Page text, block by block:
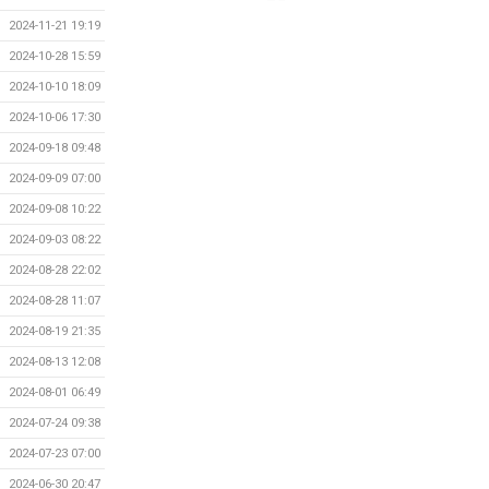
2024-11-21 19:19
2024-10-28 15:59
2024-10-10 18:09
2024-10-06 17:30
2024-09-18 09:48
2024-09-09 07:00
2024-09-08 10:22
2024-09-03 08:22
2024-08-28 22:02
2024-08-28 11:07
2024-08-19 21:35
2024-08-13 12:08
2024-08-01 06:49
2024-07-24 09:38
2024-07-23 07:00
2024-06-30 20:47